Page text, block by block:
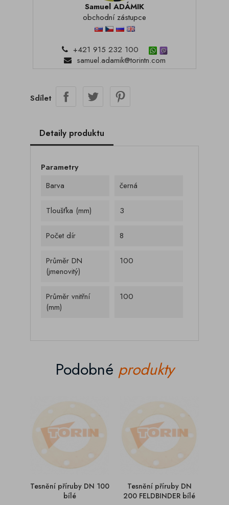
Samuel ADÁMIK
obchodní zástupce
+421 915 232 100
samuel.adamik@torintn.com
Sdílet
Detaily produktu
Parametry
Barva
černá
Tloušťka (mm) 3
Počet dír 8
Průměr DN
(jmenovitý)
100
Průměr vnitřní
(mm)
100
Podobné produkty
Tesnění příruby DN 100
bílé
Tesnění příruby DN
200 FELDBINDER bílé